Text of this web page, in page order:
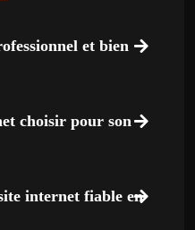
et bien
choisir pour son
internet fiable en